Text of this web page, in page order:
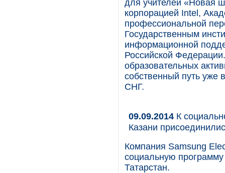
для учителей «Новая
корпорацией Intel,
профессиональной
Государственным
информационной
Российской
образовательных
собственный путь уже
СНГ.
09.09.2014 К
Казани
Компания Samsung
социальную
Татарстан.